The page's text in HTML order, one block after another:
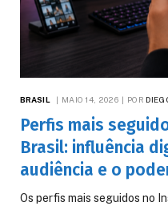
BRASIL MAIO 14, 2026 POR
Perfis mais
Brasil: influência
audiência e o
Os perfis mais seguidos no